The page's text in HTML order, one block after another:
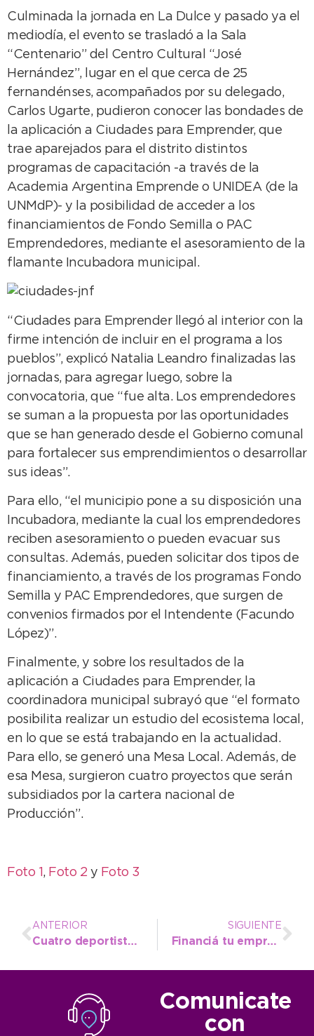
Culminada la jornada en La Dulce y pasado ya el
mediodía, el evento se trasladó a la Sala
“Centenario” del Centro Cultural “José
Hernández”, lugar en el que cerca de 25
fernandénses, acompañados por su delegado,
Carlos Ugarte, pudieron conocer las bondades de
la aplicación a Ciudades para Emprender, que
trae aparejados para el distrito distintos
programas de capacitación -a través de la
Academia Argentina Emprende o UNIDEA (de la
UNMdP)- y la posibilidad de acceder a los
financiamientos de Fondo Semilla o PAC
Emprendedores, mediante el asesoramiento de la
flamante Incubadora municipal.
“Ciudades para Emprender llegó al interior con la
firme intención de incluir en el programa a los
pueblos”, explicó Natalia Leandro finalizadas las
jornadas, para agregar luego, sobre la
convocatoria, que “fue alta. Los emprendedores
se suman a la propuesta por las oportunidades
que se han generado desde el Gobierno comunal
para fortalecer sus emprendimientos o desarrollar
sus ideas”.
Para ello, “el municipio pone a su disposición una
Incubadora, mediante la cual los emprendedores
reciben asesoramiento o pueden evacuar sus
consultas. Además, pueden solicitar dos tipos de
financiamiento, a través de los programas Fondo
Semilla y PAC Emprendedores, que surgen de
convenios firmados por el Intendente (Facundo
López)”.
Finalmente, y sobre los resultados de la
aplicación a Ciudades para Emprender, la
coordinadora municipal subrayó que “el formato
posibilita realizar un estudio del ecosistema local,
en lo que se está trabajando en la actualidad.
Para ello, se generó una Mesa Local. Además, de
esa Mesa, surgieron cuatro proyectos que serán
subsidiados por la cartera nacional de
Producción”.
Foto 1 , Foto 2 y Foto 3
ANTERIOR
Cuatro deportistas locales viajan a los Juegos Evita
SIGUIENTE
Financiá tu emprendimiento con hasta 400 mil pesos
Comunicate
con